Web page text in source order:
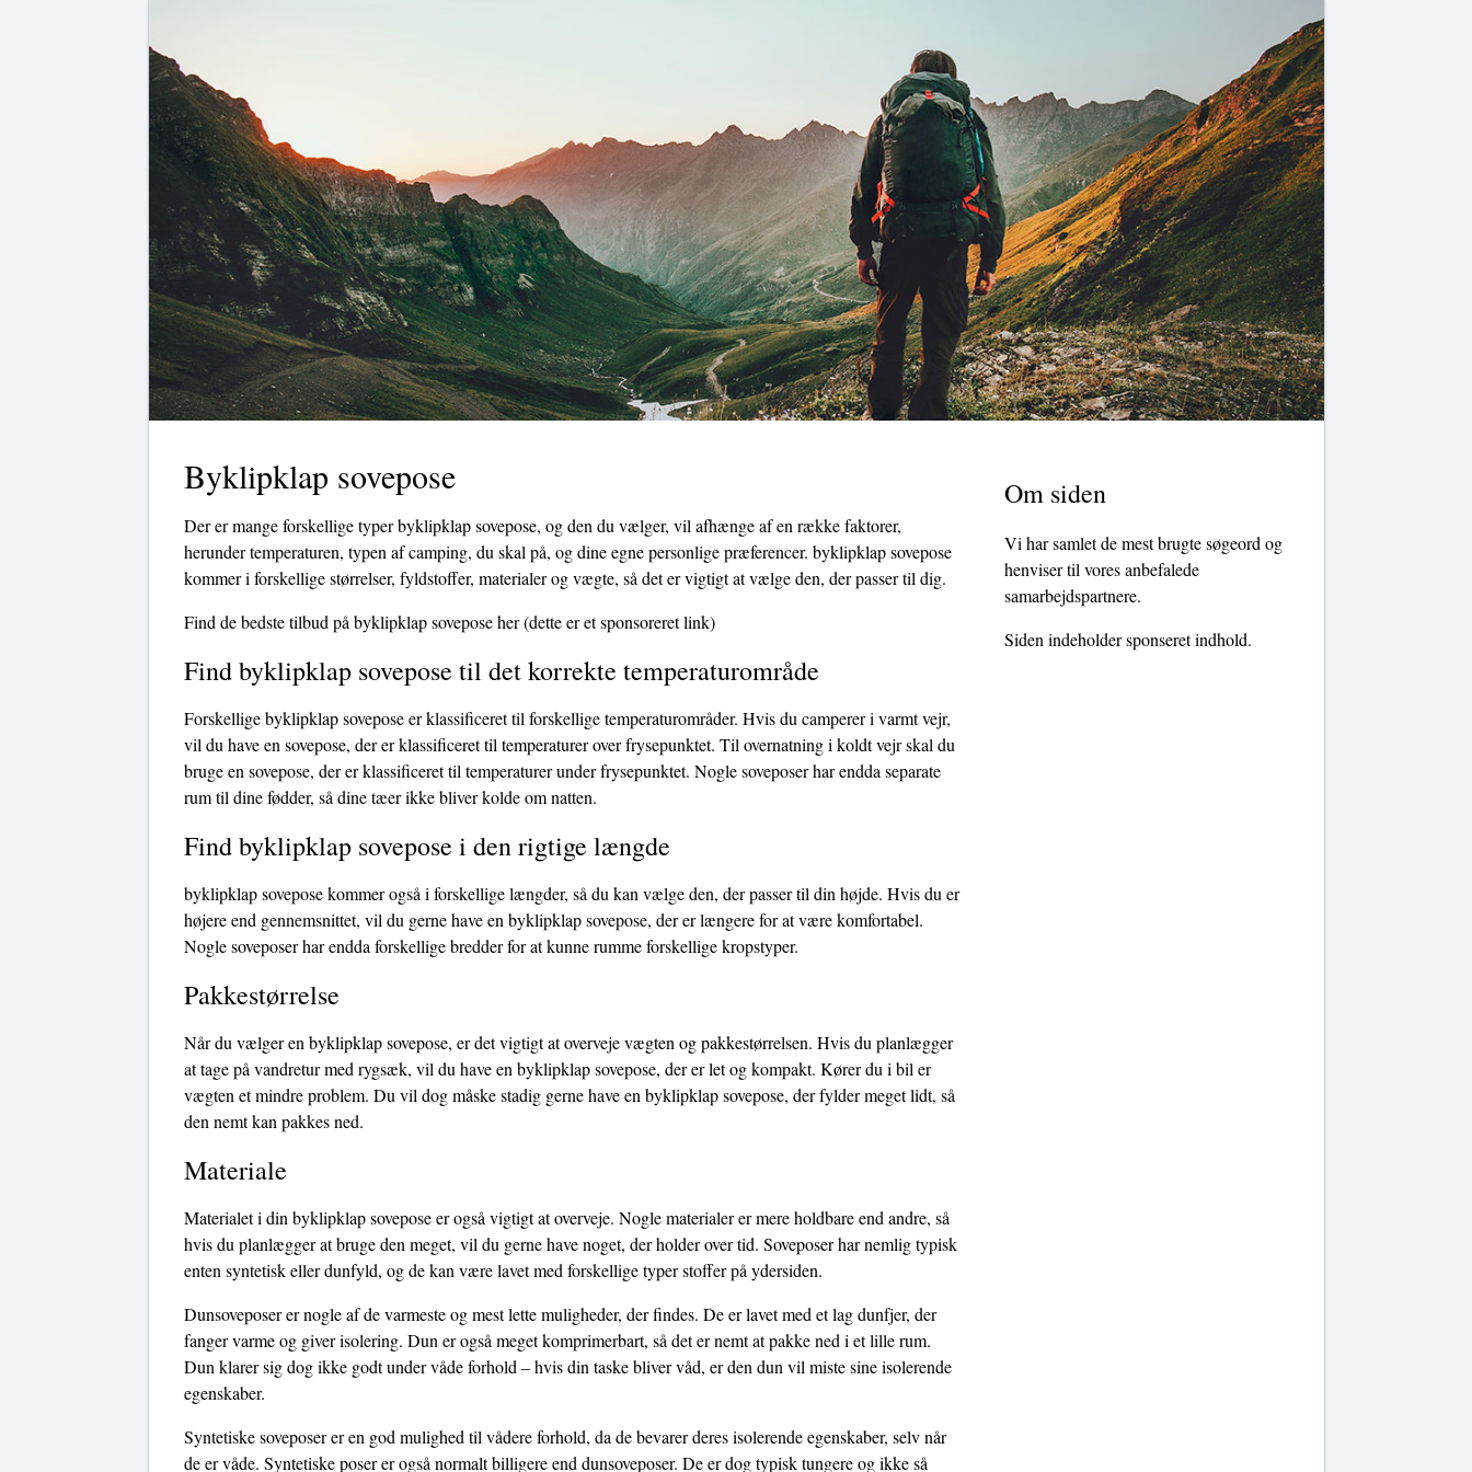
Byklipklap sovepose
Der er mange forskellige typer byklipklap sovepose, og den du vælger, vil afhænge af en række faktorer,
herunder temperaturen, typen af ​​camping, du skal på, og dine egne personlige præferencer. byklipklap sovepose
kommer i forskellige størrelser, fyldstoffer, materialer og vægte, så det er vigtigt at vælge den, der passer til dig.
Find de bedste tilbud på byklipklap sovepose her(dette er et sponsoreret link)
Find byklipklap sovepose til det korrekte temperaturområde
Forskellige byklipklap sovepose er klassificeret til forskellige temperaturområder. Hvis du camperer i varmt vejr,
vil du have en sovepose, der er klassificeret til temperaturer over frysepunktet. Til overnatning i koldt vejr skal du
bruge en sovepose, der er klassificeret til temperaturer under frysepunktet. Nogle soveposer har endda separate
rum til dine fødder, så dine tæer ikke bliver kolde om natten.
Find byklipklap sovepose i den rigtige længde
byklipklap sovepose kommer også i forskellige længder, så du kan vælge den, der passer til din højde. Hvis du er
højere end gennemsnittet, vil du gerne have en byklipklap sovepose, der er længere for at være komfortabel.
Nogle soveposer har endda forskellige bredder for at kunne rumme forskellige kropstyper.
Pakkestørrelse
Når du vælger en byklipklap sovepose, er det vigtigt at overveje vægten og pakkestørrelsen. Hvis du planlægger
at tage på vandretur med rygsæk, vil du have en byklipklap sovepose, der er let og kompakt. Kører du i bil er
vægten et mindre problem. Du vil dog måske stadig gerne have en byklipklap sovepose, der fylder meget lidt, så
den nemt kan pakkes ned.
Materiale
Materialet i din byklipklap sovepose er også vigtigt at overveje. Nogle materialer er mere holdbare end andre, så
hvis du planlægger at bruge den meget, vil du gerne have noget, der holder over tid. Soveposer har nemlig typisk
enten syntetisk eller dunfyld, og de kan være lavet med forskellige typer stoffer på ydersiden.
Dunsoveposer er nogle af de varmeste og mest lette muligheder, der findes. De er lavet med et lag dunfjer, der
fanger varme og giver isolering. Dun er også meget komprimerbart, så det er nemt at pakke ned i et lille rum.
Dun klarer sig dog ikke godt under våde forhold – hvis din taske bliver våd, er den dun vil miste sine isolerende
egenskaber.
Syntetiske soveposer er en god mulighed til vådere forhold, da de bevarer deres isolerende egenskaber, selv når
de er våde. Syntetiske poser er også normalt billigere end dunsoveposer. De er dog typisk tungere og ikke så
Om siden
Vi har samlet de mest brugte søgeord og
henviser til vores anbefalede
samarbejdspartnere.
Siden indeholder sponseret indhold.